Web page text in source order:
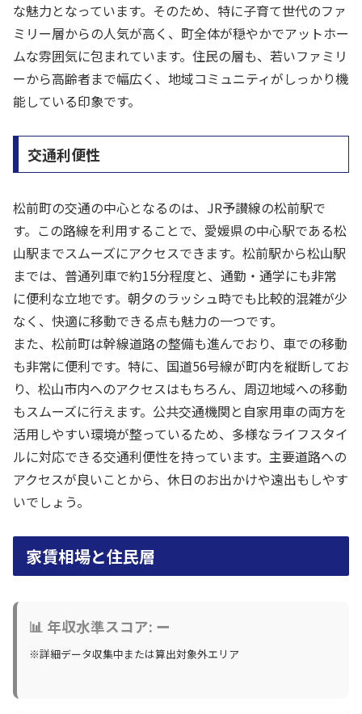
な魅力となっています。そのため、特に子育て世代のファ
ミリー層からの人気が高く、町全体が穏やかでアットホー
ムな雰囲気に包まれています。住民の層も、若いファミリ
ーから高齢者まで幅広く、地域コミュニティがしっかり機
能している印象です。
交通利便性
松前町の交通の中心となるのは、JR予讃線の松前駅で
す。この路線を利用することで、愛媛県の中心駅である松
山駅までスムーズにアクセスできます。松前駅から松山駅
までは、普通列車で約15分程度と、通勤・通学にも非常
に便利な立地です。朝夕のラッシュ時でも比較的混雑が少
なく、快適に移動できる点も魅力の一つです。
また、松前町は幹線道路の整備も進んでおり、車での移動
も非常に便利です。特に、国道56号線が町内を縦断してお
り、松山市内へのアクセスはもちろん、周辺地域への移動
もスムーズに行えます。公共交通機関と自家用車の両方を
活用しやすい環境が整っているため、多様なライフスタイ
ルに対応できる交通利便性を持っています。主要道路への
アクセスが良いことから、休日のお出かけや遠出もしやす
いでしょう。
家賃相場と住民層
📊 年収水準スコア: ー
※詳細データ収集中または算出対象外エリア